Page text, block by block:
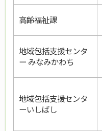
高齢福祉課
地域包括支援センタ
ー みなみかわち
地域包括支援センタ
ーいしばし